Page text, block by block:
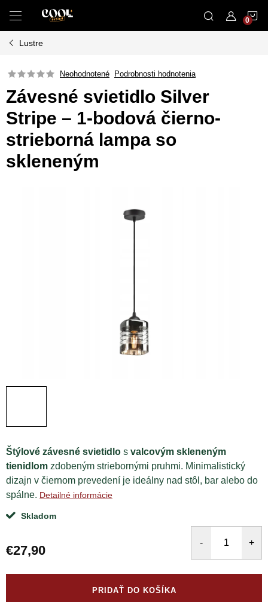
obsah
Lustre
Neohodnotené Podrobnosti hodnotenia
Závesné svietidlo Silver
Stripe – 1-bodová čierno-
strieborná lampa so
skleneným
Štýlové závesné svietidlo s valcovým skleneným
tienidlom zdobeným striebornými pruhmi. Minimalistický
dizajn v čiernom prevedení je ideálny nad stôl, bar alebo do
spálne. Detailné informácie
Skladom
€27,90
PRIDAŤ DO KOŠÍKA